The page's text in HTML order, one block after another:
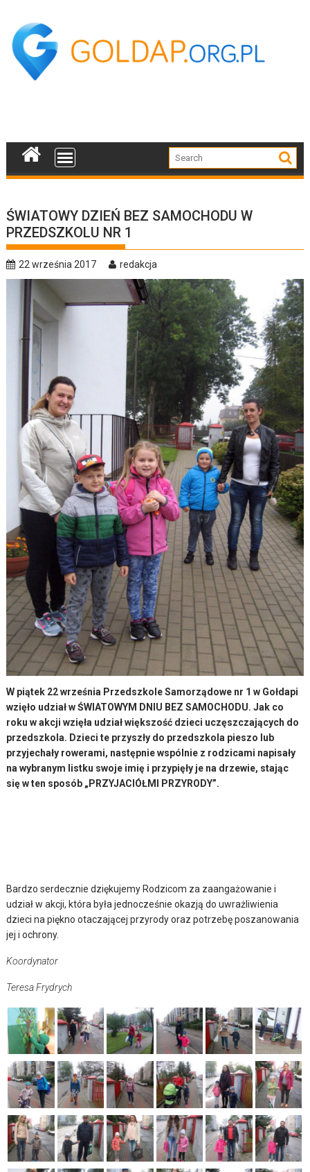
content
ŚWIATOWY DZIEŃ BEZ SAMOCHODU W
PRZEDSZKOLU NR 1
22 września 2017 redakcja
W piątek 22 września Przedszkole Samorządowe nr 1 w Gołdapi
wzięło udział w ŚWIATOWYM DNIU BEZ SAMOCHODU. Jak co
roku w akcji wzięła udział większość dzieci uczęszczających do
przedszkola. Dzieci te przyszły do przedszkola pieszo lub
przyjechały rowerami, następnie wspólnie z rodzicami napisały
na wybranym listku swoje imię i przypięły je na drzewie, stając
się w ten sposób „PRZYJACIÓŁMI PRZYRODY”.
Bardzo serdecznie dziękujemy Rodzicom za zaangażowanie i
udział w akcji, która była jednocześnie okazją do uwrażliwienia
dzieci na piękno otaczającej przyrody oraz potrzebę poszanowania
jej i ochrony.
Koordynator
Teresa Frydrych